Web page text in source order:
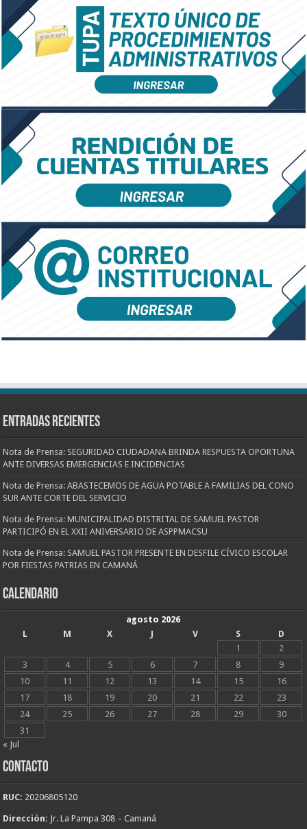
Entradas recientes
Nota de Prensa: SEGURIDAD CIUDADANA BRINDA RESPUESTA OPORTUNA
ANTE DIVERSAS EMERGENCIAS E INCIDENCIAS
Nota de Prensa: ABASTECEMOS DE AGUA POTABLE A FAMILIAS DEL CONO
SUR ANTE CORTE DEL SERVICIO
Nota de Prensa: MUNICIPALIDAD DISTRITAL DE SAMUEL PASTOR
PARTICIPÓ EN EL XXII ANIVERSARIO DE ASPPMACSU
Nota de Prensa: SAMUEL PASTOR PRESENTE EN DESFILE CÍVICO ESCOLAR
POR FIESTAS PATRIAS EN CAMANÁ
CALENDARIO
agosto 2026
L
M X J V S
D
1
2
3
4 5 6 7 8
9
10
11 12 13 14 15
16
17
18 19 20 21 22
23
24
25 26 27 28 29
30
31
« Jul
CONTACTO
RUC: 20206805120
Dirección: Jr. La Pampa 308 – Camaná